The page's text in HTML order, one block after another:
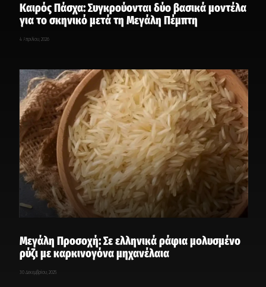
Καιρός Πάσχα: Συγκρούονται δύο βασικά μοντέλα
για το σκηνικό μετά τη Μεγάλη Πέμπτη
4 Απριλίου, 2026
Μεγάλη Προσοχή: Σε ελληνικά ράφια μολυσμένο
ρύζι με καρκινογόνα μηχανέλαια
30 Δεκεμβρίου, 2025